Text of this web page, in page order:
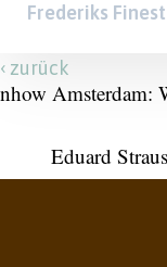
Frederiks Finest
‹ zurück
nhow Amsterdam:
Eduard